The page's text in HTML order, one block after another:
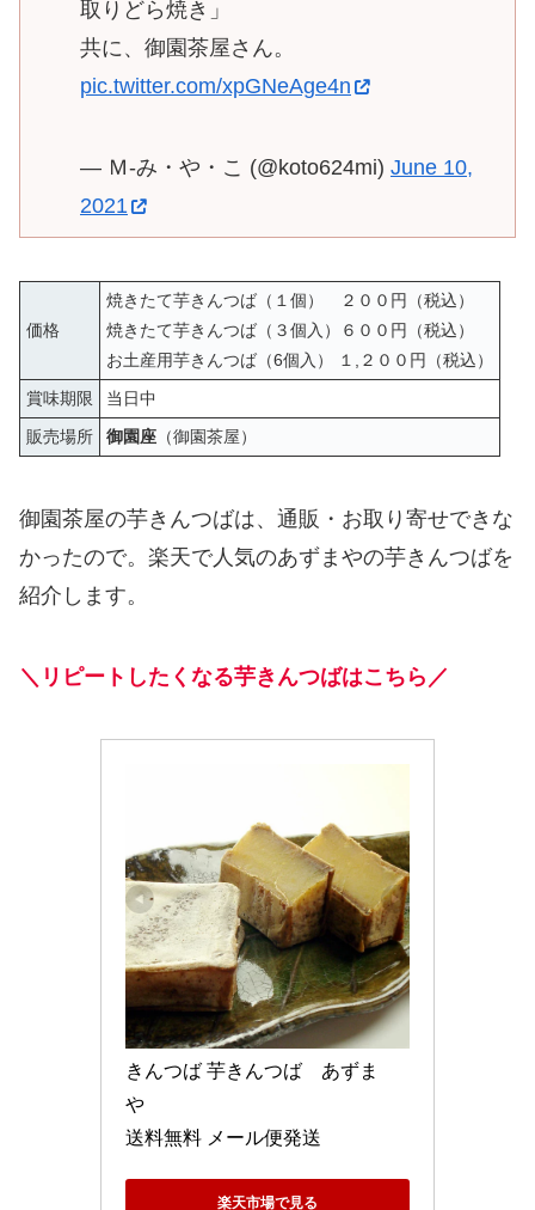
取りどら焼き」
共に、御園茶屋さん。
pic.twitter.com/xpGNeAge4n
— Ｍ-み・や・こ (@koto624mi) June 10,
2021
価格
焼きたて芋きんつば（１個） ２００円（税込）
焼きたて芋きんつば（３個入）６００円（税込）
お土産用芋きんつば（6個入） １,２００円（税込）
賞味期限
当日中
販売場所
御園座 （御園茶屋）
御園茶屋の芋きんつばは、通販・お取り寄せできな
かったので。楽天で人気のあずまやの芋きんつばを
紹介します。
＼リピートしたくなる芋きんつばはこちら／
きんつば 芋きんつば　あずま
や
送料無料 メール便発送
楽天市場で見る